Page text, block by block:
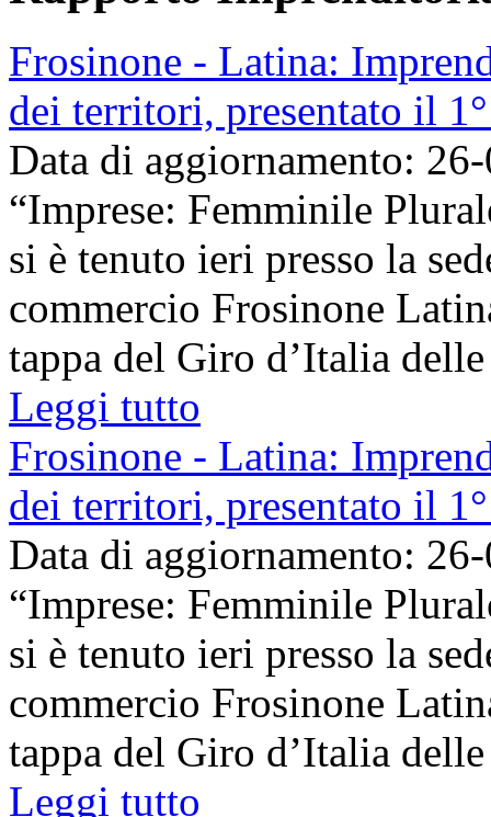
Frosinone - Latina:
dei territori, presentato il
Data di aggiornamento:
“Imprese: Femminile
si è tenuto ieri presso la
commercio Frosinone
tappa del Giro d’Italia
Leggi tutto
Frosinone - Latina:
dei territori, presentato il
Data di aggiornamento:
“Imprese: Femminile
si è tenuto ieri presso la
commercio Frosinone
tappa del Giro d’Italia
Leggi tutto